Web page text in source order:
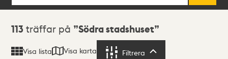
Sökresultat
113 träffar på Södra stadshuset
Visa lista Visa karta Filtrera